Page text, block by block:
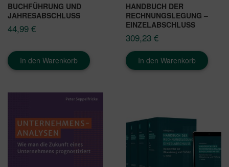
BUCHFÜHRUNG UND
JAHRESABSCHLUSS
44,99 €
In den Warenkorb
HANDBUCH DER
RECHNUNGSLEGUNG –
EINZELABSCHLUSS
309,23 €
In den Warenkorb